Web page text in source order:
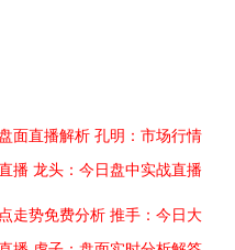
面直播解析 孔明：市场行情
播 龙头：今日盘中实战直播
走势免费分析 推手：今日大